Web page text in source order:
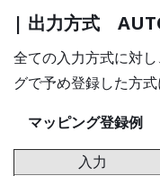
| 出力方式
全ての入力方式に対
グで予め登録した方式
マッピング登録例
入力